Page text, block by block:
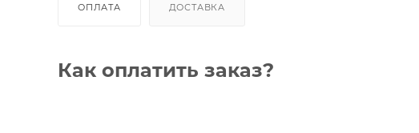
ОПЛАТА ДОСТАВКА
Как оплатить заказ?